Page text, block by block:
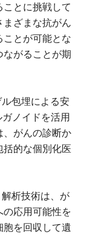
とに挑戦して
ざまな抗がん
とが可能とな
ながることが期
包埋による安
ノイドを活用
、がんの診断か
括的な個別化医
析技術は、が
の応用可能性を
を回収して遺